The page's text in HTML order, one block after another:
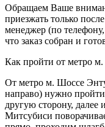
Обращаем Ваше
приезжать только
менеджер (по
что заказ собран и
Как пройти от метро
От метро м. Шоссе
направо) нужно
другую сторону, далее
Митсубиси